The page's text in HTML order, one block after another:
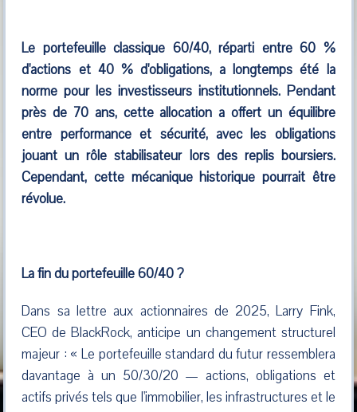
Le portefeuille classique 60/40, réparti entre 60 %
d'actions et 40 % d'obligations, a longtemps été la
norme pour les investisseurs institutionnels. Pendant
près de 70 ans, cette allocation a offert un équilibre
entre performance et sécurité, avec les obligations
jouant un rôle stabilisateur lors des replis boursiers.
Cependant, cette mécanique historique pourrait être
révolue.
La fin du portefeuille 60/40 ?
Dans sa lettre aux actionnaires de 2025, Larry Fink,
CEO de BlackRock, anticipe un changement structurel
majeur : « Le portefeuille standard du futur ressemblera
davantage à un 50/30/20 — actions, obligations et
actifs privés tels que l'immobilier, les infrastructures et le